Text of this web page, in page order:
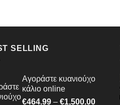
SELLING
Αγοράστε κυανιούχο
κάλιο online
€464.99 – €1,500.00Price